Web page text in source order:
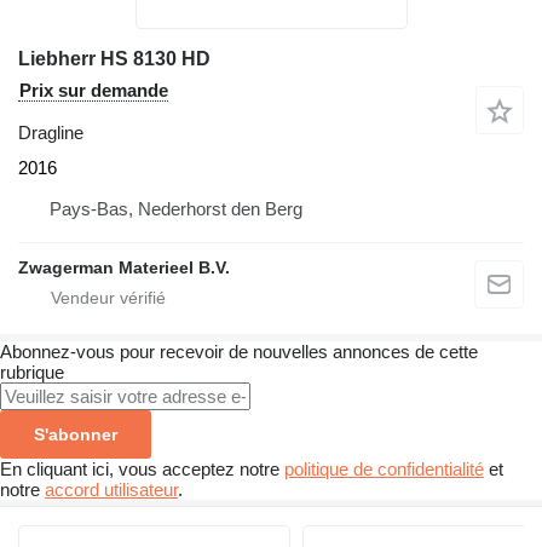
Liebherr HS 8130 HD
Prix sur demande
Dragline
2016
Pays-Bas, Nederhorst den Berg
Zwagerman Materieel B.V.
Abonnez-vous pour recevoir de nouvelles annonces de cette
rubrique
S'abonner
En cliquant ici, vous acceptez notre politique de confidentialité et
notre accord utilisateur.